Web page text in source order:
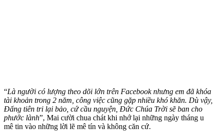
“Là người có lượng theo dõi lớn trên Facebook nhưng em đã khóa
tài khoản trong 2 năm, công việc cũng gặp nhiều khó khăn. Dù vậy,
Đấng tiên tri lại bảo, cứ cầu nguyện, Đức Chúa Trời sẽ ban cho
phước lành”, Mai cười chua chát khi nhớ lại những ngày tháng u
mê tin vào những lời lẽ mê tín và không căn cứ.